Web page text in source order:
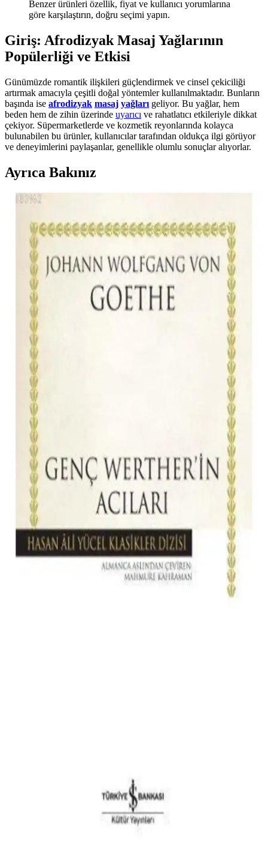
Benzer ürünleri özellik, fiyat ve kullanıcı yorumlarına
göre karşılaştırın, doğru seçimi yapın.
Giriş: Afrodizyak Masaj Yağlarının
Popülerliği ve Etkisi
Günümüzde romantik ilişkileri güçlendirmek ve cinsel çekiciliği
artırmak amacıyla çeşitli doğal yöntemler kullanılmaktadır. Bunların
başında ise afrodizyak masaj yağları geliyor. Bu yağlar, hem
beden hem de zihin üzerinde uyarıcı ve rahatlatıcı etkileriyle dikkat
çekiyor. Süpermarketlerde ve kozmetik reyonlarında kolayca
bulunabilen bu ürünler, kullanıcılar tarafından oldukça ilgi görüyor
ve deneyimlerini paylaşanlar, genellikle olumlu sonuçlar alıyorlar.
Ayrıca Bakınız
Duygusal Unsurlarla Dolu Romanı
Yıl<dı>zlı Gece, Debbie Macomber'in etkileyici polisiye ve
duygusal anlatımıyla okuru büyüleyen, yüksek kaliteli kağıt ve
taşınabilir tasarımıyla öne çıkan bir roman.
Dets Erotik Masaj Yağı: Ginseng Aromalı
Nemlendirici ve Romantik Masaj Ürünü
Dets Erotik Masaj Yağı, ginseng aroması ve nemlendirici yapısıyla
romantik anları güçlendirir. Kalıcı kokusu ve kaygan dokusuyla
masaj deneyimini konforlu ve unutulmaz kılar.
Sevgiliye Özel Turbo Saatli Pürmüz Çakmak: Şık ve
Fonksiyonel Romantik Hediye
Şık tasarımı ve fonksiyonelliğiyle öne çıkan turbo saatli pürmüz
çakmak, romantik anlarınızı özel kılar. Canlı turuncu ve kırmızı
renkleriyle dikkat çeker, günlük ve özel kullanımlar için ideal bir
aksesuar.
Dets Doğal Masaj Yağı Çilek ve Okaliptüs
Aromaterapi ile Rahatlama ve Cilt Bakımı
Türkiye menşeli Dets doğal masaj yağı, çilek ve okaliptüs
aromasıyla rahatlatıcı ve nemlendirici etkiler sunar, hızlı emilir,
yapışkanlık yapmaz ve cilt üzerinde hafif bir his bırakır.
Rima Tasarım Pembe Güller Bleu Blanc Sunum
Peçetesi: Şık ve Zarif Dekoratif Ürünler
Pembe güllerle süslenmiş Bleu Blanc sunum peçetesi, 33x33 cm
boyutlarıyla şıklık ve fonksiyonelliği bir arada sunar, özel günlerde
2025'te Genç Werther’in Acıları: Ruhun
Derinliklerine Dokunan Klasik
Goethe’nin Genç Werther’in Acıları, 2025’te yeniden hayat buluyor.
Duygusal yolculuğa çıkmak için hemen okuyun! İnceleyin ve